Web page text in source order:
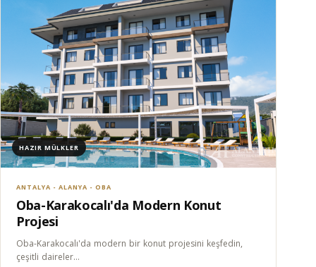
HAZIR MÜLKLER
ANTALYA - ALANYA - OBA
Oba-Karakocalı'da Modern Konut
Projesi
Oba-Karakocalı'da modern bir konut projesini keşfedin,
çeşitli daireler…